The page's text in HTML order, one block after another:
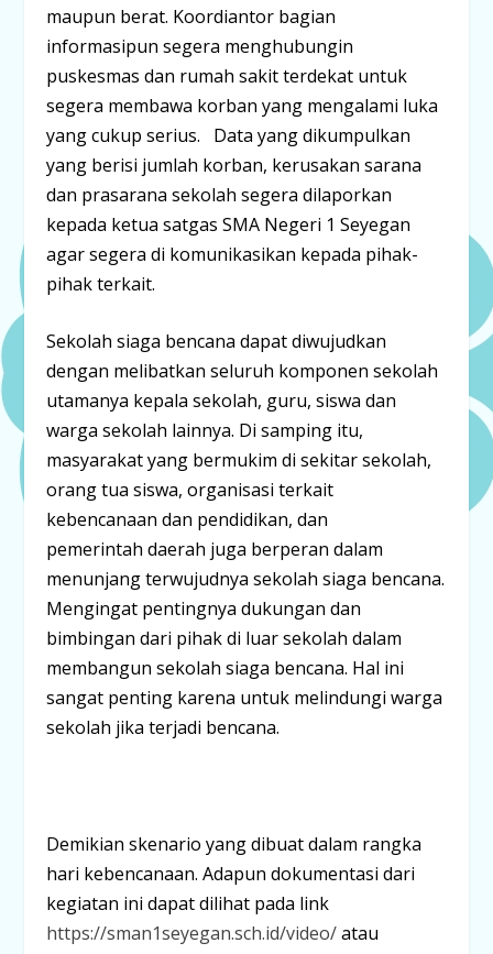
maupun berat. Koordiantor bagian
informasipun segera menghubungin
puskesmas dan rumah sakit terdekat untuk
segera membawa korban yang mengalami luka
yang cukup serius. Data yang dikumpulkan
yang berisi jumlah korban, kerusakan sarana
dan prasarana sekolah segera dilaporkan
kepada ketua satgas SMA Negeri 1 Seyegan
agar segera di komunikasikan kepada pihak-
pihak terkait.
Sekolah siaga bencana dapat diwujudkan
dengan melibatkan seluruh komponen sekolah
utamanya kepala sekolah, guru, siswa dan
warga sekolah lainnya. Di samping itu,
masyarakat yang bermukim di sekitar sekolah,
orang tua siswa, organisasi terkait
kebencanaan dan pendidikan, dan
pemerintah daerah juga berperan dalam
menunjang terwujudnya sekolah siaga bencana.
Mengingat pentingnya dukungan dan
bimbingan dari pihak di luar sekolah dalam
membangun sekolah siaga bencana. Hal ini
sangat penting karena untuk melindungi warga
sekolah jika terjadi bencana.
Demikian skenario yang dibuat dalam rangka
hari kebencanaan. Adapun dokumentasi dari
kegiatan ini dapat dilihat pada link
https://sman1seyegan.sch.id/video/atau